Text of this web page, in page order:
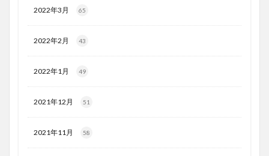
2022年3月 65
2022年2月 43
2022年1月 49
2021年12月 51
2021年11月 58